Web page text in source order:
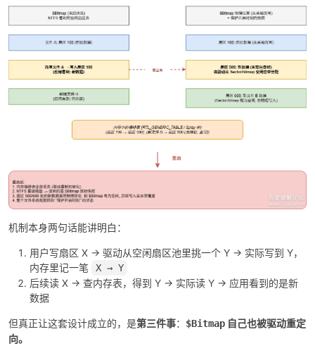
机制本身两句话能讲明白：
用户写扇区 X → 驱动从空闲扇区池里挑一个 Y → 实际写到 Y，
内存里记一笔
X → Y
后续读 X → 查内存表，得到 Y → 实际读 Y → 应用看到的是新
数据
但真正让这套设计成立的，是第三件事： $Bitmap 自己也被驱动重定
向。